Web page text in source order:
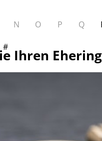
N O P Q
# Ihren